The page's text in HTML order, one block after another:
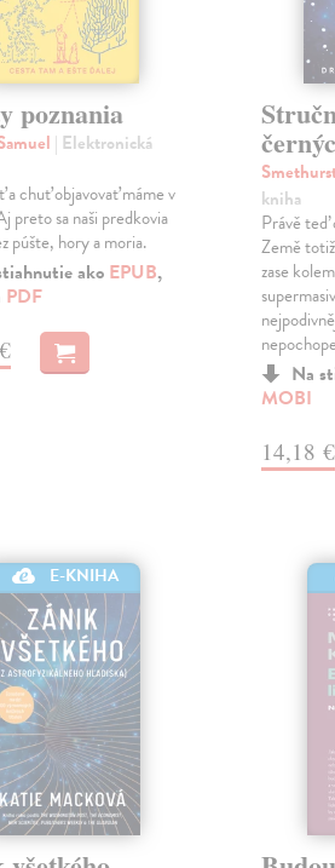
poznania
| Elektronická
a chuť objavovať máme v
preto sa naši predkovia
púšte, hory a moria.
ako EPUB,
PDF
kniha
Právě teď
Země
zase
Na
MOBI
14,18 €
E-KNIHA